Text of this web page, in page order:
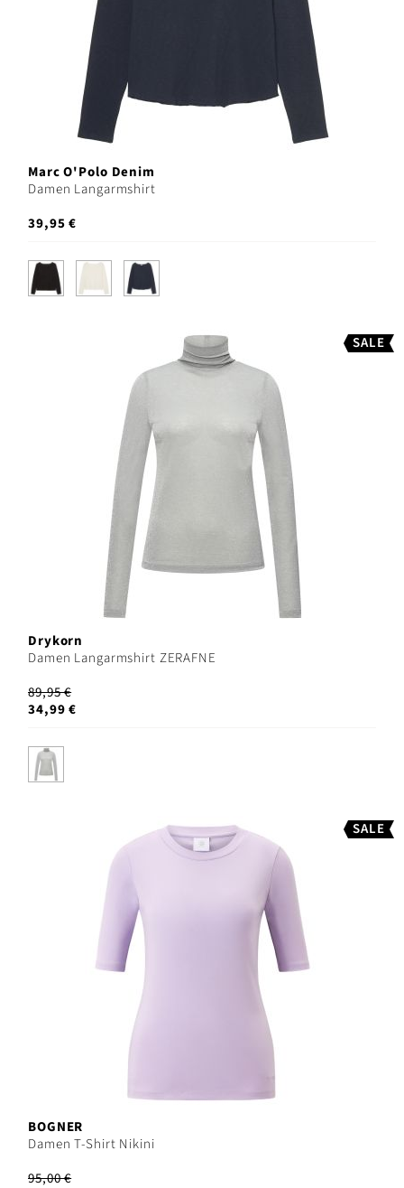
Marc O'Polo Denim
Damen Langarmshirt
39,95 €
SALE
Drykorn
Damen Langarmshirt ZERAFNE
89,95 €
34,99 €
SALE
BOGNER
Damen T-Shirt Nikini
95,00 €